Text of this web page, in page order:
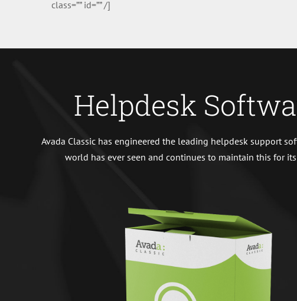
class=”” id=”” /]
Helpdesk
Avada Classic has engineered the leading helpdesk support
world has ever seen and continues to maintain this for its